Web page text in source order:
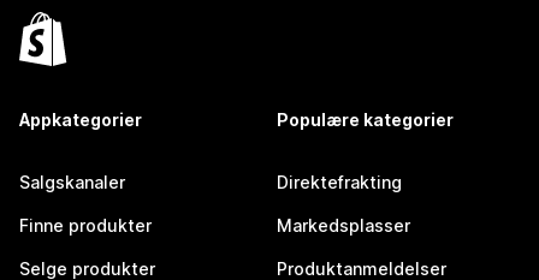
Appkategorier
Salgskanaler
Finne produkter
Selge produkter
Populære kategorier
Direktefrakting
Markedsplasser
Produktanmeldelser